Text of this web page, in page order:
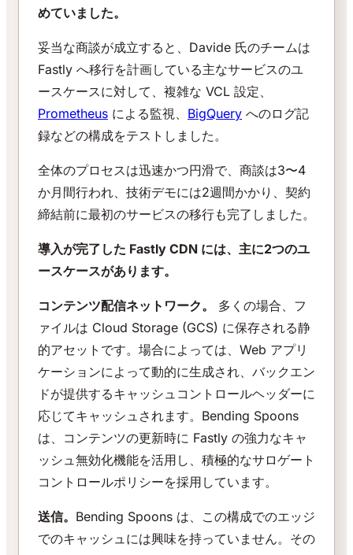
めていました。
妥当な商談が成立すると、Davide 氏のチームは
Fastly へ移行を計画している主なサービスのユ
ースケースに対して、複雑な VCL 設定、
Prometheus による監視、 BigQuery へのログ記
録などの構成をテストしました。
全体のプロセスは迅速かつ円滑で、商談は3〜4
か月間行われ、技術デモには2週間かかり、契約
締結前に最初のサービスの移行も完了しました。
導入が完了した Fastly CDN には、主に2つのユ
ースケースがあります。
コンテンツ配信ネットワーク。
多くの場合、フ
ァイルは Cloud Storage (GCS) に保存される静
的アセットです。場合によっては、Web アプリ
ケーションによって動的に生成され、バックエン
ドが提供するキャッシュコントロールヘッダーに
応じてキャッシュされます。Bending Spoons
は、コンテンツの更新時に Fastly の強力なキャ
ッシュ無効化機能を活用し、積極的なサロゲート
コントロールポリシーを採用しています。
送信。 Bending Spoons は、この構成でのエッジ
でのキャッシュには興味を持っていません。その